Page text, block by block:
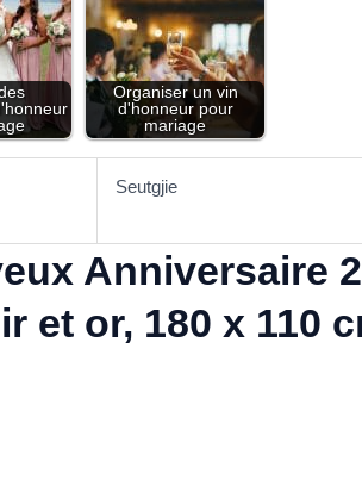
Organiser un vin
d'honneur pour
mariage
Seutgjie
Anniversaire
et or, 180 x 110